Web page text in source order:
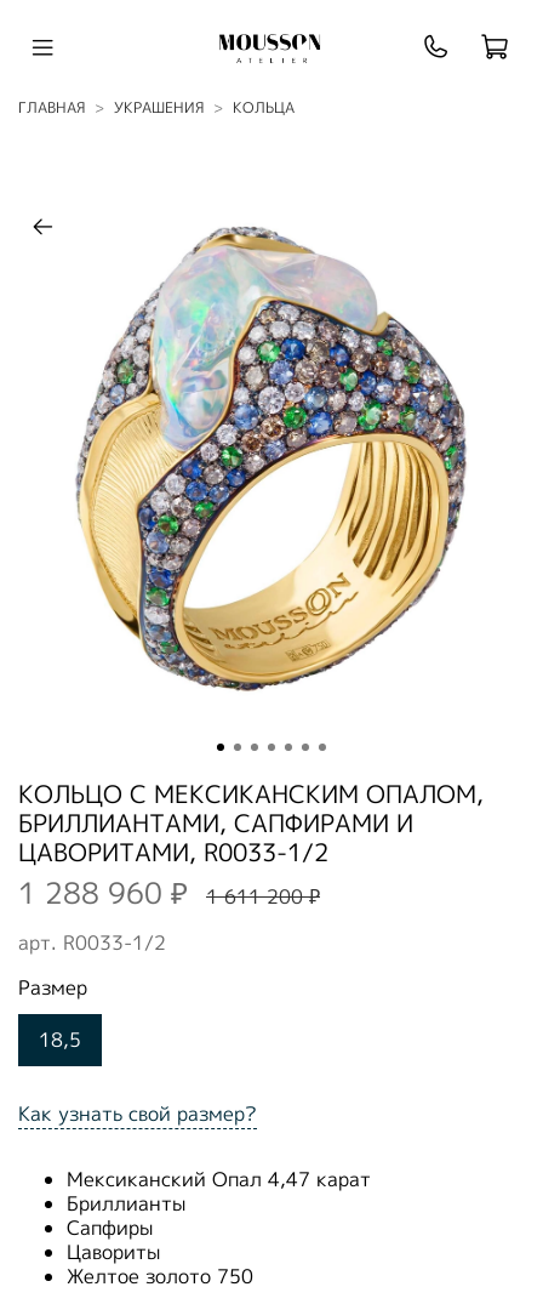
ГЛАВНАЯ УКРАШЕНИЯ КОЛЬЦА
арт. R0033-1/2
КОЛЬЦО С МЕКСИКАНСКИМ ОПАЛОМ,
БРИЛЛИАНТАМИ, САПФИРАМИ И
ЦАВОРИТАМИ, R0033-1/2
1 288 960 ₽ 1 611 200 ₽
Как узнать свой размер?
Размер
18,5
Мексиканский Опал 4,47 карат
Бриллианты
Сапфиры
Цавориты
Желтое золото 750